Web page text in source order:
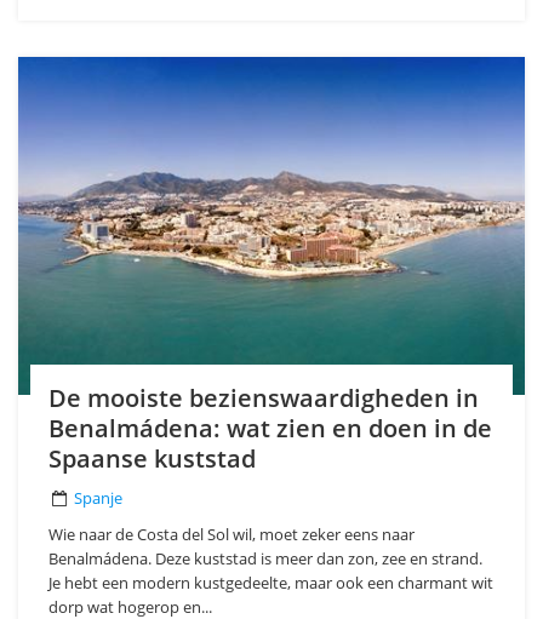
De mooiste bezienswaardigheden in
Benalmádena: wat zien en doen in de
Spaanse kuststad
Spanje
Wie naar de Costa del Sol wil, moet zeker eens naar
Benalmádena. Deze kuststad is meer dan zon, zee en strand.
Je hebt een modern kustgedeelte, maar ook een charmant wit
dorp wat hogerop en...